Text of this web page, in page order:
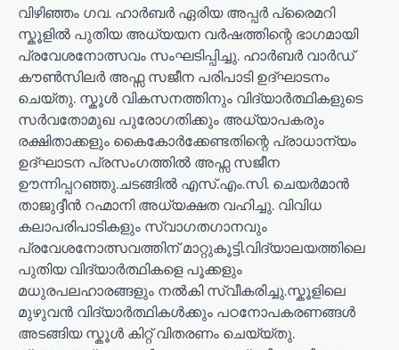
വിഴിഞ്ഞം ഗവ. ഹാർബർ ഏരിയ അപ്പർ പ്രൈമറി
സ്കൂളിൽ പുതിയ അധ്യയന വർഷത്തിന്റെ ഭാഗമായി
പ്രവേശനോത്സവം സംഘടിപ്പിച്ചു. ഹാർബർ വാർഡ്
കൗൺസിലർ അഫ്സ സജീന പരിപാടി ഉദ്ഘാടനം
ചെയ്തു. സ്കൂൾ വികസനത്തിനും വിദ്യാർത്ഥികളുടെ
സർവതോമുഖ പുരോഗതിക്കും അധ്യാപകരും
രക്ഷിതാക്കളും കൈകോർക്കേണ്ടതിന്റെ പ്രാധാന്യം
ഉദ്ഘാടന പ്രസംഗത്തിൽ അഫ്സ സജീന
ഊന്നിപ്പറഞ്ഞു.ചടങ്ങിൽ എസ്.എം.സി. ചെയർമാൻ
താജുദ്ദീൻ റഹ്മാനി അധ്യക്ഷത വഹിച്ചു. വിവിധ
കലാപരിപാടികളും സ്വാഗതഗാനവും
പ്രവേശനോത്സവത്തിന് മാറ്റുകൂട്ടി.വിദ്യാലയത്തിലെ
പുതിയ വിദ്യാർത്ഥികളെ പൂക്കളും
മധുരപലഹാരങ്ങളും നൽകി സ്വീകരിച്ചു.സ്കൂളിലെ
മുഴുവൻ വിദ്യാർത്ഥികൾക്കും പഠനോപകരണങ്ങൾ
അടങ്ങിയ സ്കൂൾ കിറ്റ് വിതരണം ചെയ്യ്തു.